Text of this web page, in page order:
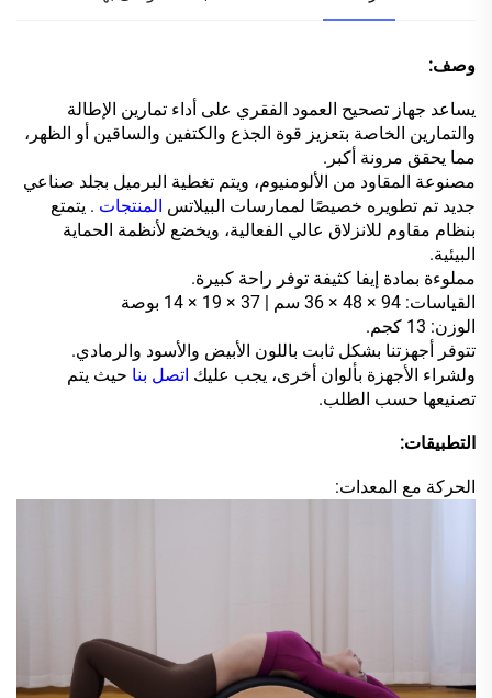
وصف:
يساعد جهاز تصحيح العمود الفقري على أداء تمارين الإطالة
والتمارين الخاصة بتعزيز قوة الجذع والكتفين والساقين أو الظهر،
مما يحقق مرونة أكبر.
مصنوعة المقاود من الألومنيوم، ويتم تغطية البرميل بجلد صناعي
جديد تم تطويره خصيصًا لممارسات البيلاتس المنتجات . يتمتع
بنظام مقاوم للانزلاق عالي الفعالية، ويخضع لأنظمة الحماية
البيئية.
مملوءة بمادة إيفا كثيفة توفر راحة كبيرة.
القياسات: 94 × 48 × 36 سم | 37 × 19 × 14 بوصة
الوزن: 13 كجم.
تتوفر أجهزتنا بشكل ثابت باللون الأبيض والأسود والرمادي.
ولشراء الأجهزة بألوان أخرى، يجب عليك اتصل بنا حيث يتم
تصنيعها حسب الطلب.
التطبيقات:
الحركة مع المعدات: